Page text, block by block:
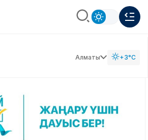
Алматы +3°C